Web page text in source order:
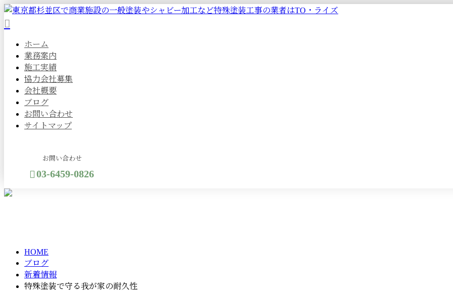
ホーム
業務案内
施工実績
協力会社募集
会社概要
ブログ
お問い合わせ
サイトマップ
お問い合わせ
03-6459-0826
HOME
ブログ
新着情報
特殊塗装で守る我が家の耐久性